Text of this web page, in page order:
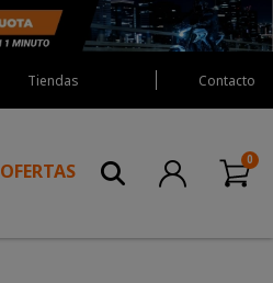
Tiendas Contacto
OFERTAS